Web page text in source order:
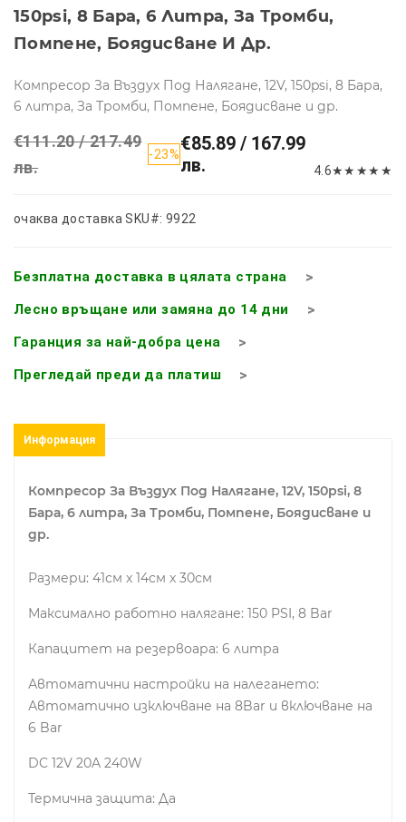
150psi, 8 Бара, 6 Литра, За Тромби,
Помпене, Боядисване И Др.
Компресор За Въздух Под Налягане, 12V, 150psi, 8 Бара,
6 литра, За Тромби, Помпене, Боядисване и др.
€111.20 / 217.49
лв.
-23%€85.89 / 167.99
лв.
4.6★★ ★★ ★
очаква доставка SKU#: 9922
Безплатна доставка в цялата страна
Лесно връщане или замяна до 14 дни
Гаранция за най-добра цена
Прегледай преди да платиш
Информация
Компресор За Въздух Под Налягане, 12V, 150psi, 8
Бара, 6 литра, За Тромби, Помпене, Боядисване и
др.
Размери: 41см x 14см x 30см
Максимално работно налягане: 150 PSI, 8 Bar
Капацитет на резервоара: 6 литра
Автоматични настройки на налегането:
Автоматично изключване на 8Bar и включване на
6 Bar
DC 12V 20A 240W
Термична защита: Да